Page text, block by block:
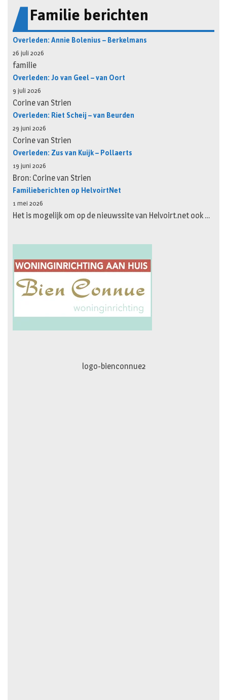
Familie berichten
Overleden: Annie Bolenius – Berkelmans
26 juli 2026
familie
Overleden: Jo van Geel – van Oort
9 juli 2026
Corine van Strien
Overleden: Riet Scheij – van Beurden
29 juni 2026
Corine van Strien
Overleden: Zus van Kuijk – Pollaerts
19 juni 2026
Bron: Corine van Strien
Familieberichten op HelvoirtNet
1 mei 2026
Het is mogelijk om op de nieuwssite van Helvoirt.net ook …
logo-movimiento.fw